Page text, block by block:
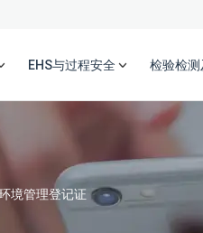
EHS与过程安全 检验检测
境管理登记证